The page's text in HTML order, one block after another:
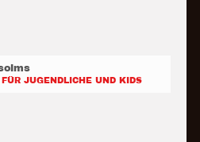
JUGENDLICHE UND KIDS